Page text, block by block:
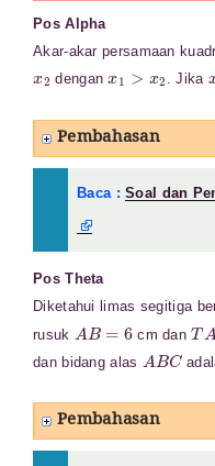
Pos Alpha
Akar-akar persamaan
dengan . Jika
Pembahasan
Baca :Soal dan
Pos Theta
Diketahui limas segitiga
rusuk
A B=
cm dan
TA=
dan bidang alas
A BC
Pembahasan